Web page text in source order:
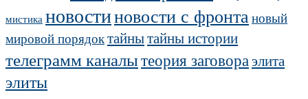
мистика новостиновости с фронтановый
мировой порядоктайнытайны истории
телеграмм каналытеория заговораэлита
элиты